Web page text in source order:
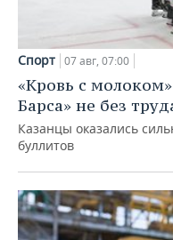
Спорт 07 авг, 07:00
«Кровь с
Барса» не без
Казанцы оказались
буллитов